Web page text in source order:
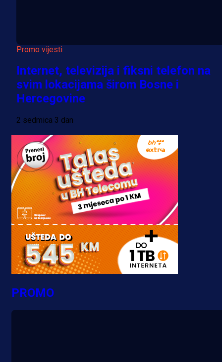
Promo vijesti
Internet, televizija i fiksni telefon na
svim lokacijama širom Bosne i
Hercegovine
2 sedmica 3 dan
PROMO